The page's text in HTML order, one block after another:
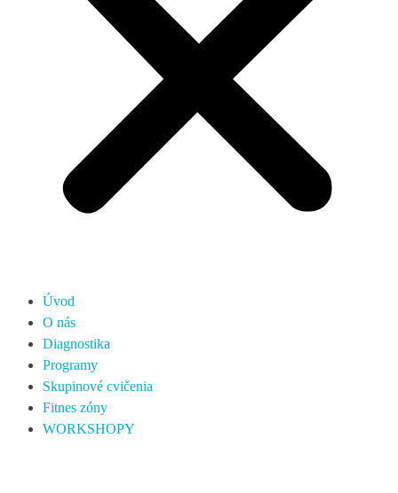
Úvod
O nás
Diagnostika
Programy
Skupinové cvičenia
Fitnes zóny
WORKSHOPY